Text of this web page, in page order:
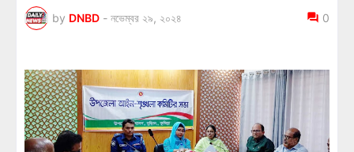
by DNBD - নভেম্বর ২৯, ২০২৪ 0